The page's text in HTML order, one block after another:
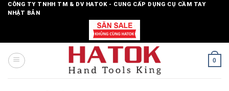
SkipCÔNG TY TNHH TM & DV HATOK - CUNG CẤP DỤNG CỤ CẦM TAY
NHẬT BẢN
0